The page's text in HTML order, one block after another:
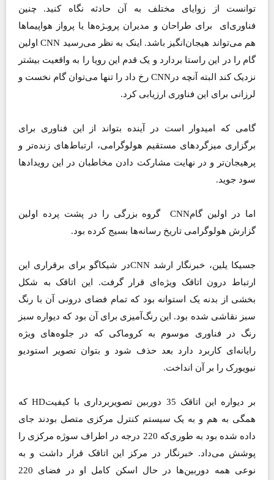
توانست از زوایای مختلف به آن حادثه نگاه کنید. چنین
فناوری‌ای برای طراحان و مدیران پروـژه‌ها یا پرواز هواپیماها
هم می‌تواند هیجان‌انگیز باشد. اینک به نظر می‌رسید CNN اولین
گام را در این راستا بردارد و یک قدم این رویا را به واقعیت بیشتر
نزدیک کند البته آنچه درCNN ‌رخ داد را تنها می‌توان گام نخست و
لرزانی برای این فناوری ارزیابی کرد.
گامی که امیدوار است در آینده بتواند از این فناوری برای
برگزاری میزگردهای مستقیم هولوگرامی،‌ ارتباط‌های زنده‌تر و
پرهیجان‌تر و در نهایت مشارکت دادن مخاطبان در این رویدادها
سود جوید.
اما در اولین گامCNN گروه بزرگی را در پشت پرده اولین
گزارش هولوگرامی تاریخ رسانه‌ها بسیج کرده بود.
جسیکا یلین،‌ خبرنگار ارشد CNN‌در شیکاگو برای برقراری این
ارتباط درون اتاقک ویژه‌ای قرار گرفت. این اتاقک به شکل
بخشی از بدنه یک استوانه بود که تمام فضای درونی آن با رنگ
سبز نقاشی شده بود. این رنگ‌آمیزی برای آن بود که دیواره سبز
رنگ در فناوری موسوم به کروماکی که در جلوه‌های ویژه
رایانه‌ای کاربرد دارد بعد حذف شود و بتوان تصویر استودیو
نیویورک را بر آن انداخت.
بر دیواره این اتاقک 35 دوربین تصویربرداری با کیفیتHD ‌که
همگی به هم و به یک سیستم کنترل مرکزی متصل بودند جای
داده شده بود به طوری‌که 220 درجه در اطراف سوژه مرکزی را
پوشش می‌داد. خبرنگار در مرکز این اتاقک قرار داشت و به
نوعی همه دوربین‌ها در حال اسکن کامل او در فضای 220